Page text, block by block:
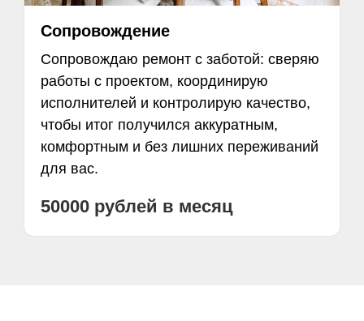
Сопровождение
Сопровождаю ремонт с заботой: сверяю
работы с проектом, координирую
исполнителей и контролирую качество,
чтобы итог получился аккуратным,
комфортным и без лишних переживаний
для вас.
50000 рублей в месяц